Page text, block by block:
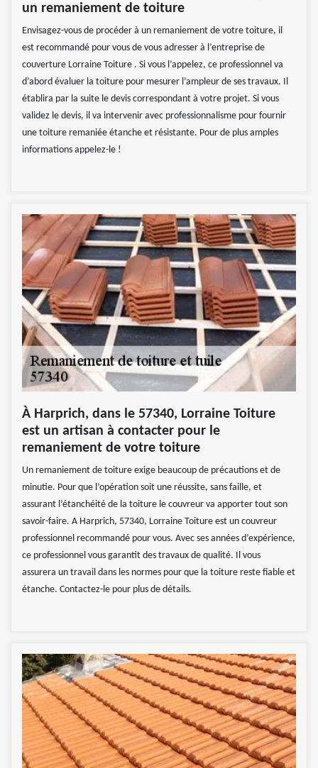
un remaniement de toiture
Envisagez-vous de procéder à un remaniement de votre toiture, il
est recommandé pour vous de vous adresser à l’entreprise de
couverture Lorraine Toiture . Si vous l’appelez, ce professionnel va
d’abord évaluer la toiture pour mesurer l’ampleur de ses travaux. Il
établira par la suite le devis correspondant à votre projet. Si vous
validez le devis, il va intervenir avec professionnalisme pour fournir
une toiture remaniée étanche et résistante. Pour de plus amples
informations appelez-le !
À Harprich, dans le 57340, Lorraine Toiture
est un artisan à contacter pour le
remaniement de votre toiture
Un remaniement de toiture exige beaucoup de précautions et de
minutie. Pour que l’opération soit une réussite, sans faille, et
assurant l’étanchéité de la toiture le couvreur va apporter tout son
savoir-faire. A Harprich, 57340, Lorraine Toiture est un couvreur
professionnel recommandé pour vous. Avec ses années d’expérience,
ce professionnel vous garantit des travaux de qualité. Il vous
assurera un travail dans les normes pour que la toiture reste fiable et
étanche. Contactez-le pour plus de détails.